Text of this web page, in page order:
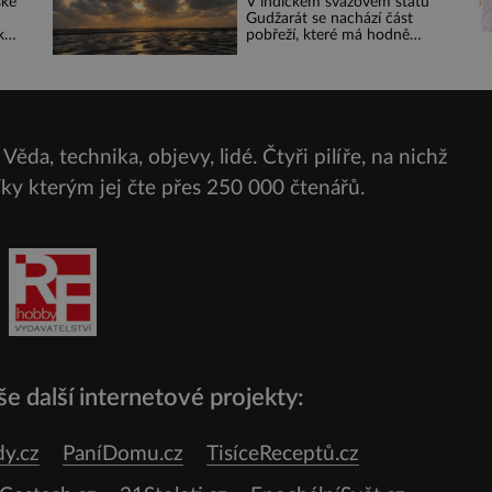
roste zlo?
Gudžarát se nachází část
pobřeží, které má hodně
technika, objevy, lidé. Čtyři pilíře, na nichž
kterým jej čte přes 250 000 čtenářů.
další internetové projekty:
PaníDomu.cz
TisíceReceptů.cz